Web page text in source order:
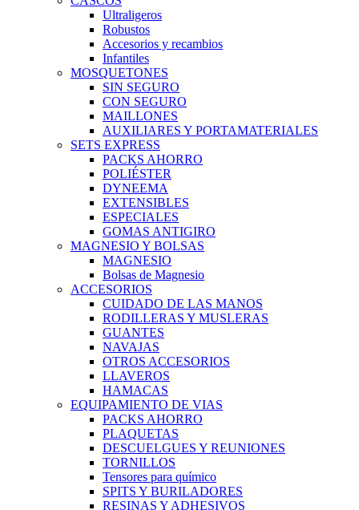
Ultraligeros
Robustos
Accesorios y recambios
Infantiles
MOSQUETONES
SIN SEGURO
CON SEGURO
MAILLONES
AUXILIARES Y PORTAMATERIALES
SETS EXPRESS
PACKS AHORRO
POLIÉSTER
DYNEEMA
EXTENSIBLES
ESPECIALES
GOMAS ANTIGIRO
MAGNESIO Y BOLSAS
MAGNESIO
Bolsas de Magnesio
ACCESORIOS
CUIDADO DE LAS MANOS
RODILLERAS Y MUSLERAS
GUANTES
NAVAJAS
OTROS ACCESORIOS
LLAVEROS
HAMACAS
EQUIPAMIENTO DE VIAS
PACKS AHORRO
PLAQUETAS
DESCUELGUES Y REUNIONES
TORNILLOS
Tensores para químico
SPITS Y BURILADORES
RESINAS Y ADHESIVOS